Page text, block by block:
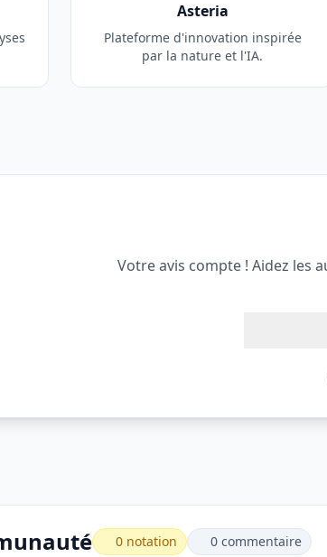
Asteria
Plateforme d'innovation inspirée
par la nature et l'IA.
Votre avis compte ! Aidez les
0 notation 0 commentaire